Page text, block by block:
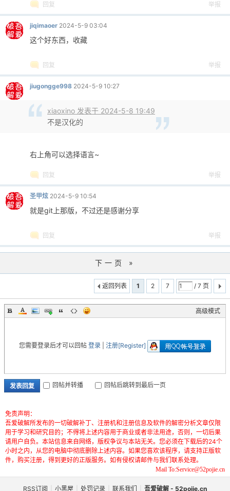
回复 举报
jiqimaoer 2024-5-9 03:04
这个好东西，收藏
回复 举报
jiugongge998 2024-5-9 10:27
xiaoxino 发表于 2024-5-8 19:49
不是汉化的
右上角可以选择语言~
回复 举报
圣甲炫 2024-5-9 10:54
就是git上那版，不过还是感谢分享
回复 举报
下一页 »
1 2 7 / 7 页
返回列表
高级模式
您需要登录后才可以回帖 登录 注册[Register]
发表回复 回帖并转播 回帖后跳转到最后一页
免责声明：
吾爱破解所发布的一切破解补丁、注册机和注册信息及软件的解密分析文章仅限
用于学习和研究目的；不得将上述内容用于商业或者非法用途，否则，一切后果
请用户自负。本站信息来自网络，版权争议与本站无关。您必须在下载后的24个
小时之内，从您的电脑中彻底删除上述内容。如果您喜欢该程序，请支持正版软
件，购买注册，得到更好的正版服务。如有侵权请邮件与我们联系处理。
Mail To:Service@52pojie.cn
RSS订阅 小黑屋 处罚记录 联系我们 吾爱破解 - 52pojie.cn